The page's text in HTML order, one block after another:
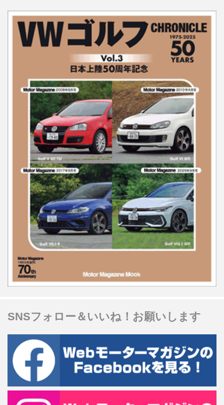
SNSフォロー＆いいね！お願いします